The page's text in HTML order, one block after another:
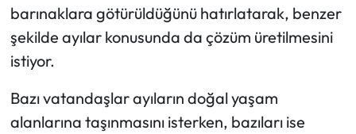
barınaklara götürüldüğünü hatırlatarak, benzer
şekilde ayılar konusunda da çözüm üretilmesini
istiyor.
Bazı vatandaşlar ayıların doğal yaşam
alanlarına taşınmasını isterken, bazıları ise